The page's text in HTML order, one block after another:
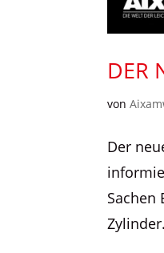
DER
von
Der
Sachen